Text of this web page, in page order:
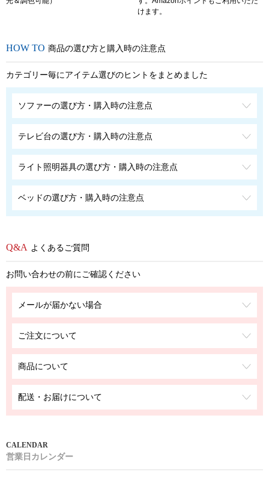
けます。
商品の選び方と購入時の注意点
カテゴリー毎にアイテム選びのヒントをまとめました
ソファーの選び方・購入時の注意点
テレビ台の選び方・購入時の注意点
ライト照明器具の選び方・購入時の注意点
ベッドの選び方・購入時の注意点
よくあるご質問
お問い合わせの前にご確認ください
メールが届かない場合
ご注文について
商品について
配送・お届けについて
営業日カレンダー